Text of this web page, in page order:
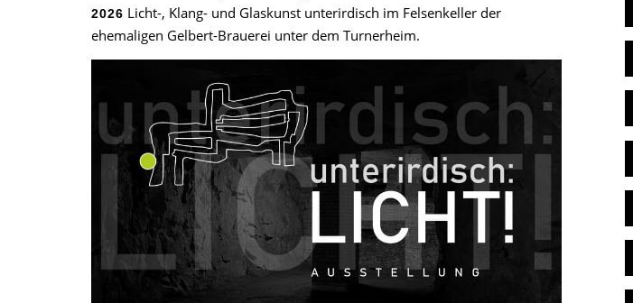
2026 Licht-, Klang- und Glaskunst unterirdisch im Felsenkeller der
ehemaligen Gelbert-Brauerei unter dem Turnerheim.